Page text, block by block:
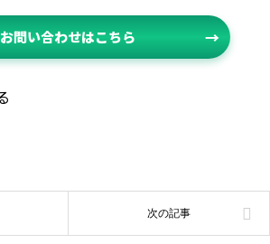
お問い合わせはこちら